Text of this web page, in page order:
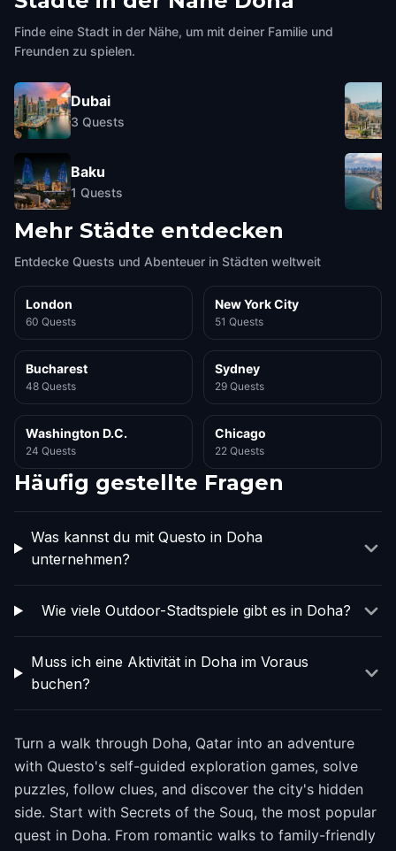
Finde eine Stadt in der Nähe, um mit deiner Familie und
Freunden zu spielen.
Dubai
3 Quests
Baku
1 Quests
Mehr Städte entdecken
Entdecke Quests und Abenteuer in Städten weltweit
London
60 Quests
New York City
51 Quests
Bucharest
48 Quests
Sydney
29 Quests
Washington D.C.
24 Quests
Chicago
22 Quests
Häufig gestellte Fragen
Was kannst du mit Questo in Doha
unternehmen?
Wie viele Outdoor-Stadtspiele gibt es in Doha?
Muss ich eine Aktivität in Doha im Voraus
buchen?
Turn a walk through Doha, Qatar into an adventure
with Questo's self-guided exploration games, solve
puzzles, follow clues, and discover the city's hidden
side. Start with Secrets of the Souq, the most popular
quest in Doha. From romantic walks to family-friendly